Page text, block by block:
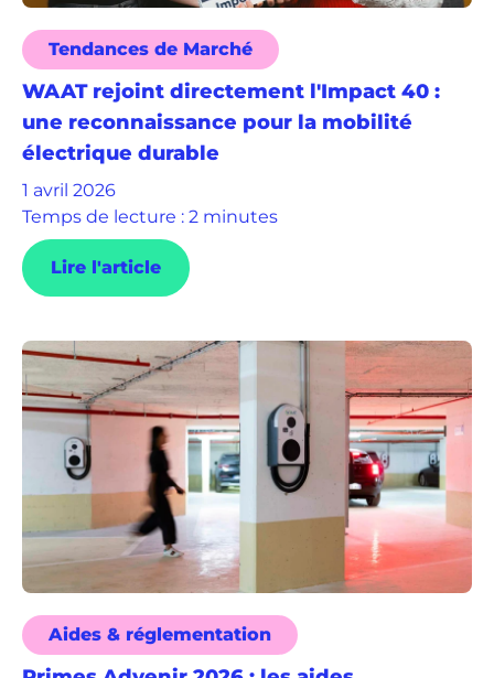
Tendances de Marché
WAAT rejoint directement l'Impact 40 :
une reconnaissance pour la mobilité
électrique durable
1 avril 2026
Temps de lecture : 2 minutes
Lire l'article
Aides & réglementation